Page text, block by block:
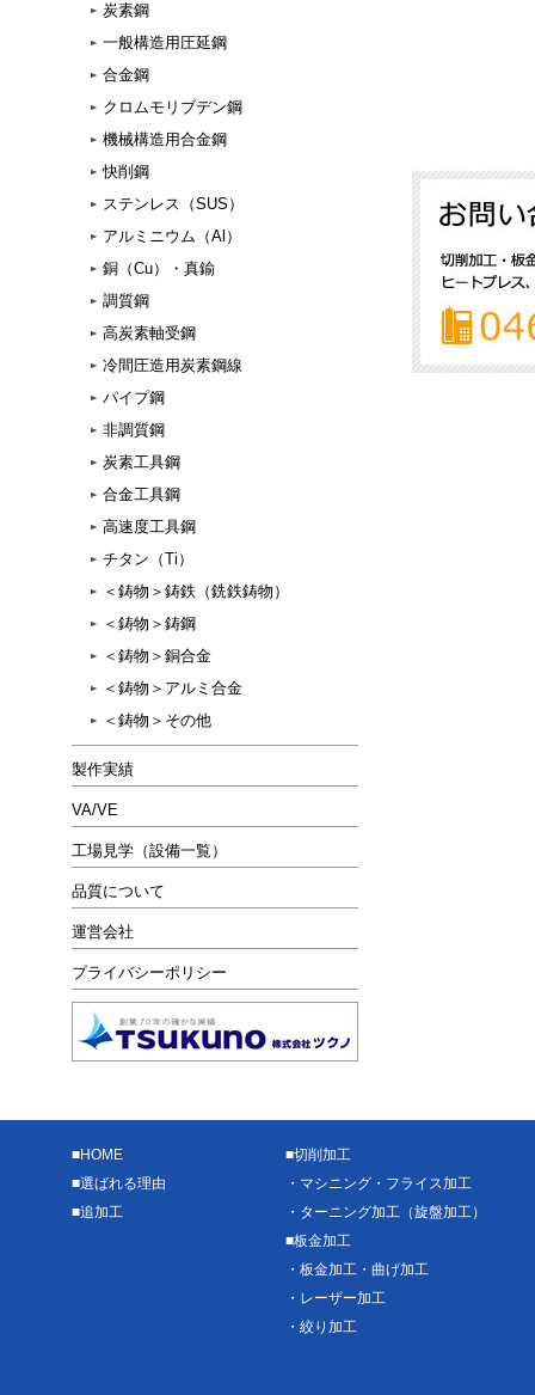
炭素鋼
一般構造用圧延鋼
合金鋼
クロムモリブデン鋼
機械構造用合金鋼
快削鋼
ステンレス（SUS）
アルミニウム（Al）
銅（Cu）・真鍮
調質鋼
高炭素軸受鋼
冷間圧造用炭素鋼線
パイプ鋼
非調質鋼
炭素工具鋼
合金工具鋼
高速度工具鋼
チタン（Ti）
＜鋳物＞鋳鉄（銑鉄鋳物）
＜鋳物＞鋳鋼
＜鋳物＞銅合金
＜鋳物＞アルミ合金
＜鋳物＞その他
製作実績
VA/VE
工場見学（設備一覧）
品質について
運営会社
プライバシーポリシー
■HOME
■選ばれる理由
■追加工
■切削加工
・ マシニング・フライス加工
・ ターニング加工（旋盤加工）
■板金加工
・ 板金加工・曲げ加工
・ レーザー加工
・ 絞り加工